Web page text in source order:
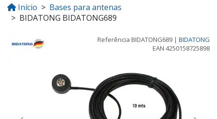
Início
Bases para antenas
BIDATONG BIDATONG689
Referência BIDATONG689 | BIDATONG
EAN 4250158725898